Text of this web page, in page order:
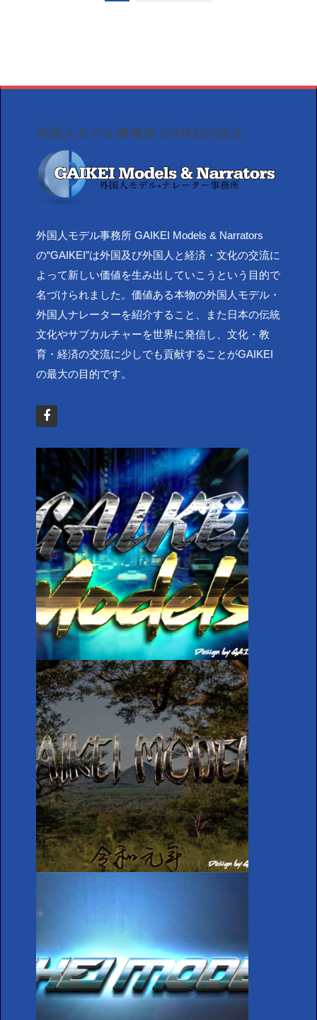
外国人モデル事務所 GAIKEIの設立
外国人モデル事務所 GAIKEI Models & Narrators
の“GAIKEI”は外国及び外国人と経済・文化の交流に
よって新しい価値を生み出していこうという目的で
名づけられました。価値ある本物の外国人モデル・
外国人ナレーターを紹介すること、また日本の伝統
文化やサブカルチャーを世界に発信し、文化・教
育・経済の交流に少しでも貢献することがGAIKEI
の最大の目的です。